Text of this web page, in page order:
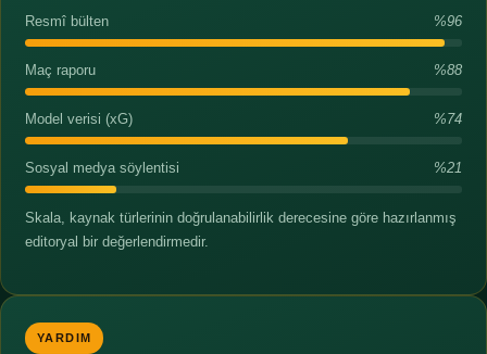
Resmî bülten %96
Maç raporu %88
Model verisi (xG) %74
Sosyal medya söylentisi %21
Skala, kaynak türlerinin doğrulanabilirlik derecesine göre hazırlanmış
editoryal bir değerlendirmedir.
YARDIM